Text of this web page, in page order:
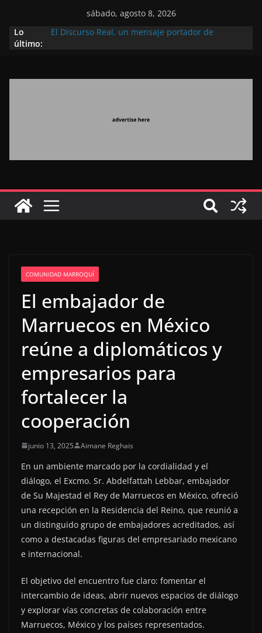
sábado, agosto 8, 2026
Lo
último:
El Discurso Real, un mensaje portador de
Extranjero: al servicio de los grandes proyectos de
Marruecos gracias a una visión estratégica
destinada a consolidar la posición de Marruecos
en una economía mundial competitiva (politólogo
marroquí-estadounidense)
COMUNIDAD MARROQUÍ
El embajador de
Marruecos en México
reúne a diplomáticos y
empresarios para
fortalecer la
cooperación
junio 13, 2025 Aimane Reghais
En un ambiente marcado por la cordialidad y el
diálogo, el Excmo. Sr. Abdelfattah Lebbar, embajador
de Su Majestad el Rey de Marruecos en México, ofreció
una recepción en la Residencia del Reino, que reunió a
un distinguido grupo de embajadores acreditados, así
como a destacadas figuras del empresariado mexicano
e internacional.
El objetivo del encuentro fue claro: fomentar el
intercambio de ideas, abrir nuevos espacios de diálogo
y explorar vías concretas de colaboración entre
Marruecos, México y los países representados.